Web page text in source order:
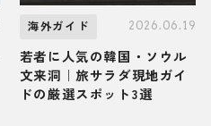
海外ガイド 2026.06.19
若者に人気の韓国・ソウル
文来洞｜旅サラダ現地ガイ
ドの厳選スポット3選